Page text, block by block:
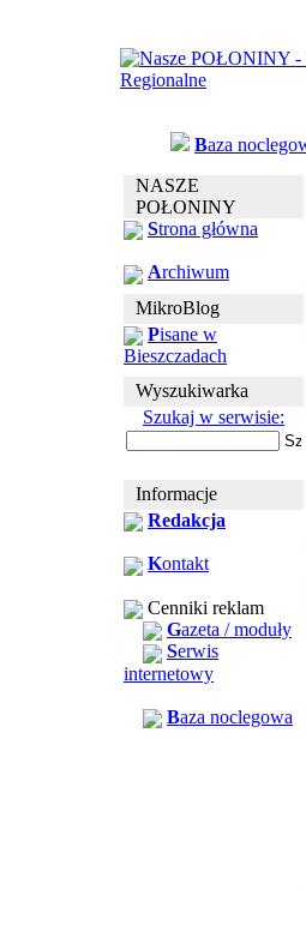
Baza
NASZE
POŁONINY
Strona główna
Archiwum
MikroBlog
Pisane w
Bieszczadach
Wyszukiwarka
Szukaj w serwisie:
Informacje
Redakcja
Kontakt
Cenniki reklam
Gazeta / moduły
Serwis
internetowy
Baza noclegowa